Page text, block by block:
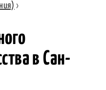
›
в Сан-